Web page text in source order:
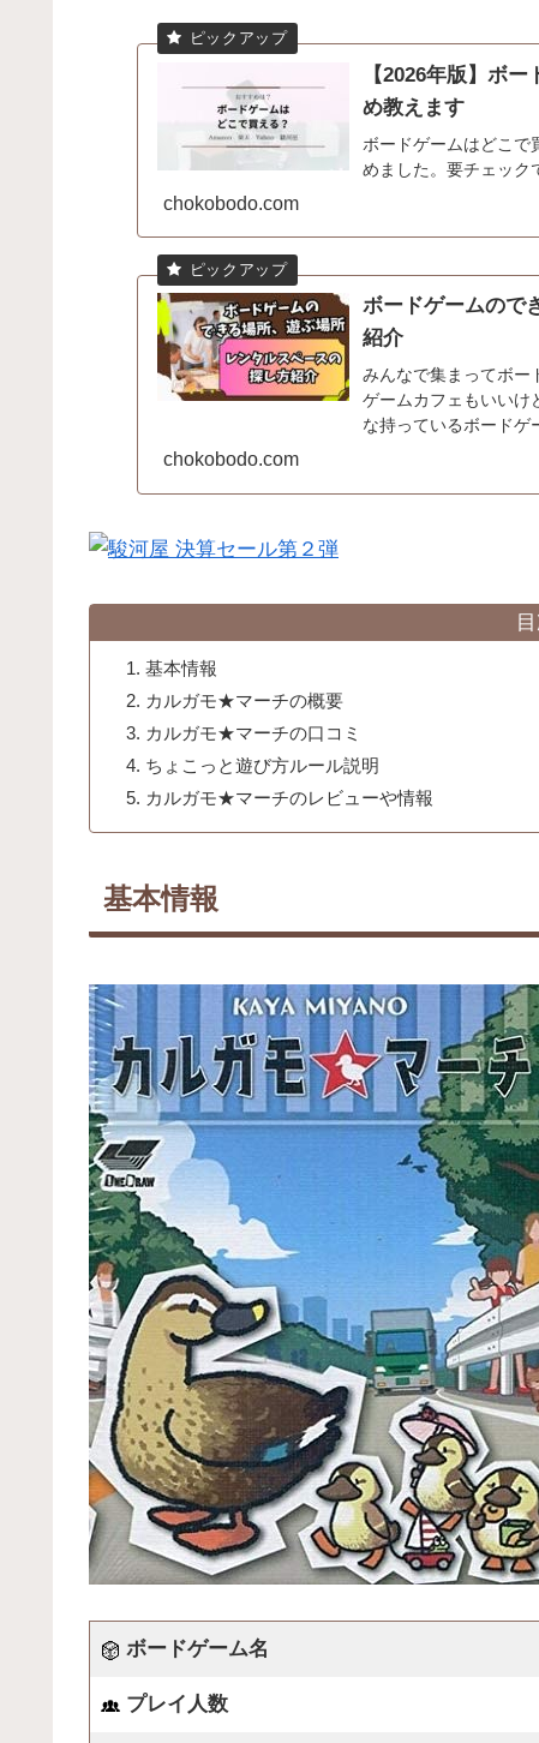
【2026年版】ボ
め教えます
ボードゲームはどこで
めました。要チェック
chokobodo.com
ボードゲームので
紹介
みんなで集まってボー
ゲームカフェもいいけ
な持っているボードゲ
chokobodo.com
基本情報
カルガモ★マーチの概要
カルガモ★マーチの口コミ
ちょこっと遊び方ルール説明
カルガモ★マーチのレビューや情報
基本情報
ボードゲーム名
プレイ人数